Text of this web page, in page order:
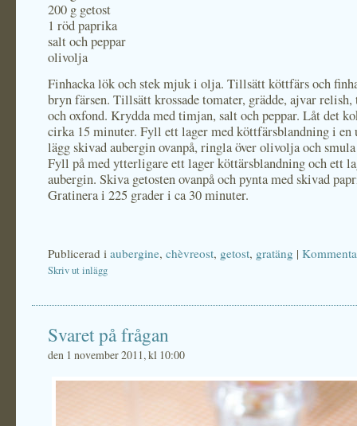
200 g getost
1 röd paprika
salt och peppar
olivolja
Finhacka lök och stek mjuk i olja. Tillsätt köttfärs och
bryn färsen. Tillsätt krossade tomater, grädde, ajvar relish,
och oxfond. Krydda med timjan, salt och peppar. Låt det
cirka 15 minuter. Fyll ett lager med köttfärsblandning i en
lägg skivad aubergin ovanpå, ringla över olivolja och
Fyll på med ytterligare ett lager köttärsblandning och ett
aubergin. Skiva getosten ovanpå och pynta med skivad
Gratinera i 225 grader i ca 30 minuter.
Publicerad i aubergine, chèvreost, getost, gratäng |
Skriv ut inlägg
Svaret på frågan
den 1 november 2011, kl 10:00